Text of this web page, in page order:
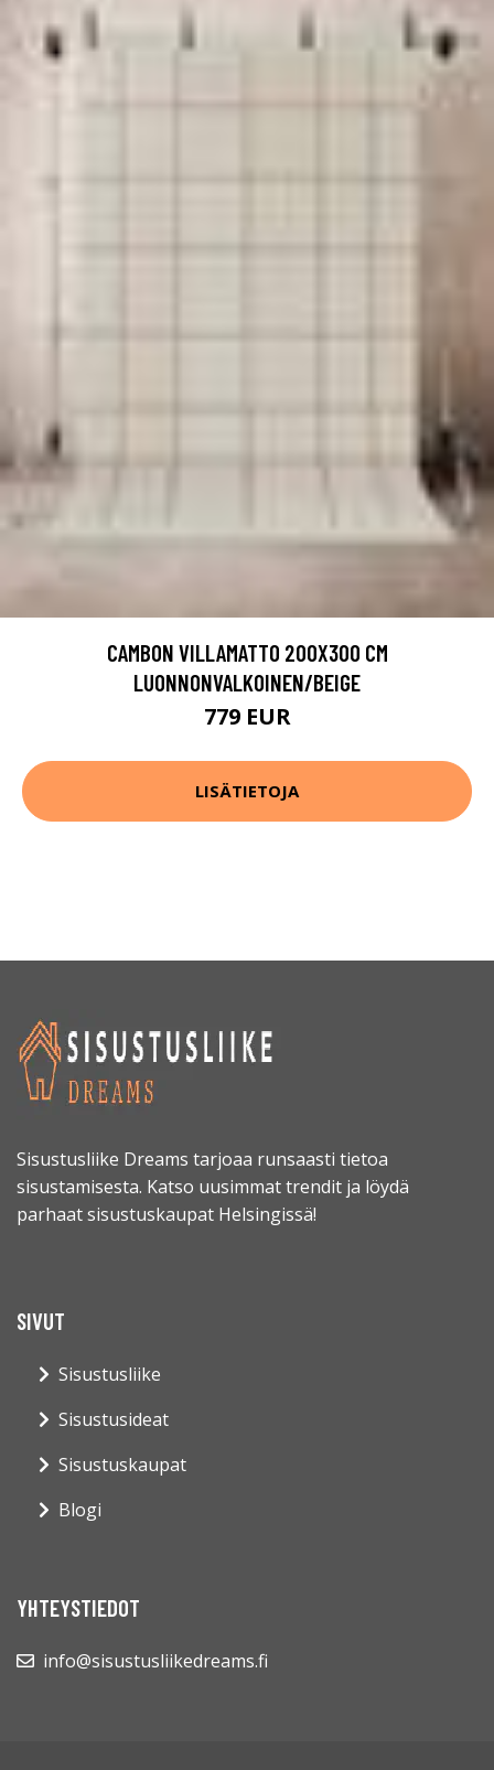
CAMBON VILLAMATTO 200X300 CM
LUONNONVALKOINEN/BEIGE
779 EUR
LISÄTIETOJA
Sisustusliike Dreams tarjoaa runsaasti tietoa
sisustamisesta. Katso uusimmat trendit ja löydä
parhaat sisustuskaupat Helsingissä!
SIVUT
Sisustusliike
Sisustusideat
Sisustuskaupat
Blogi
YHTEYSTIEDOT
info@sisustusliikedreams.fi